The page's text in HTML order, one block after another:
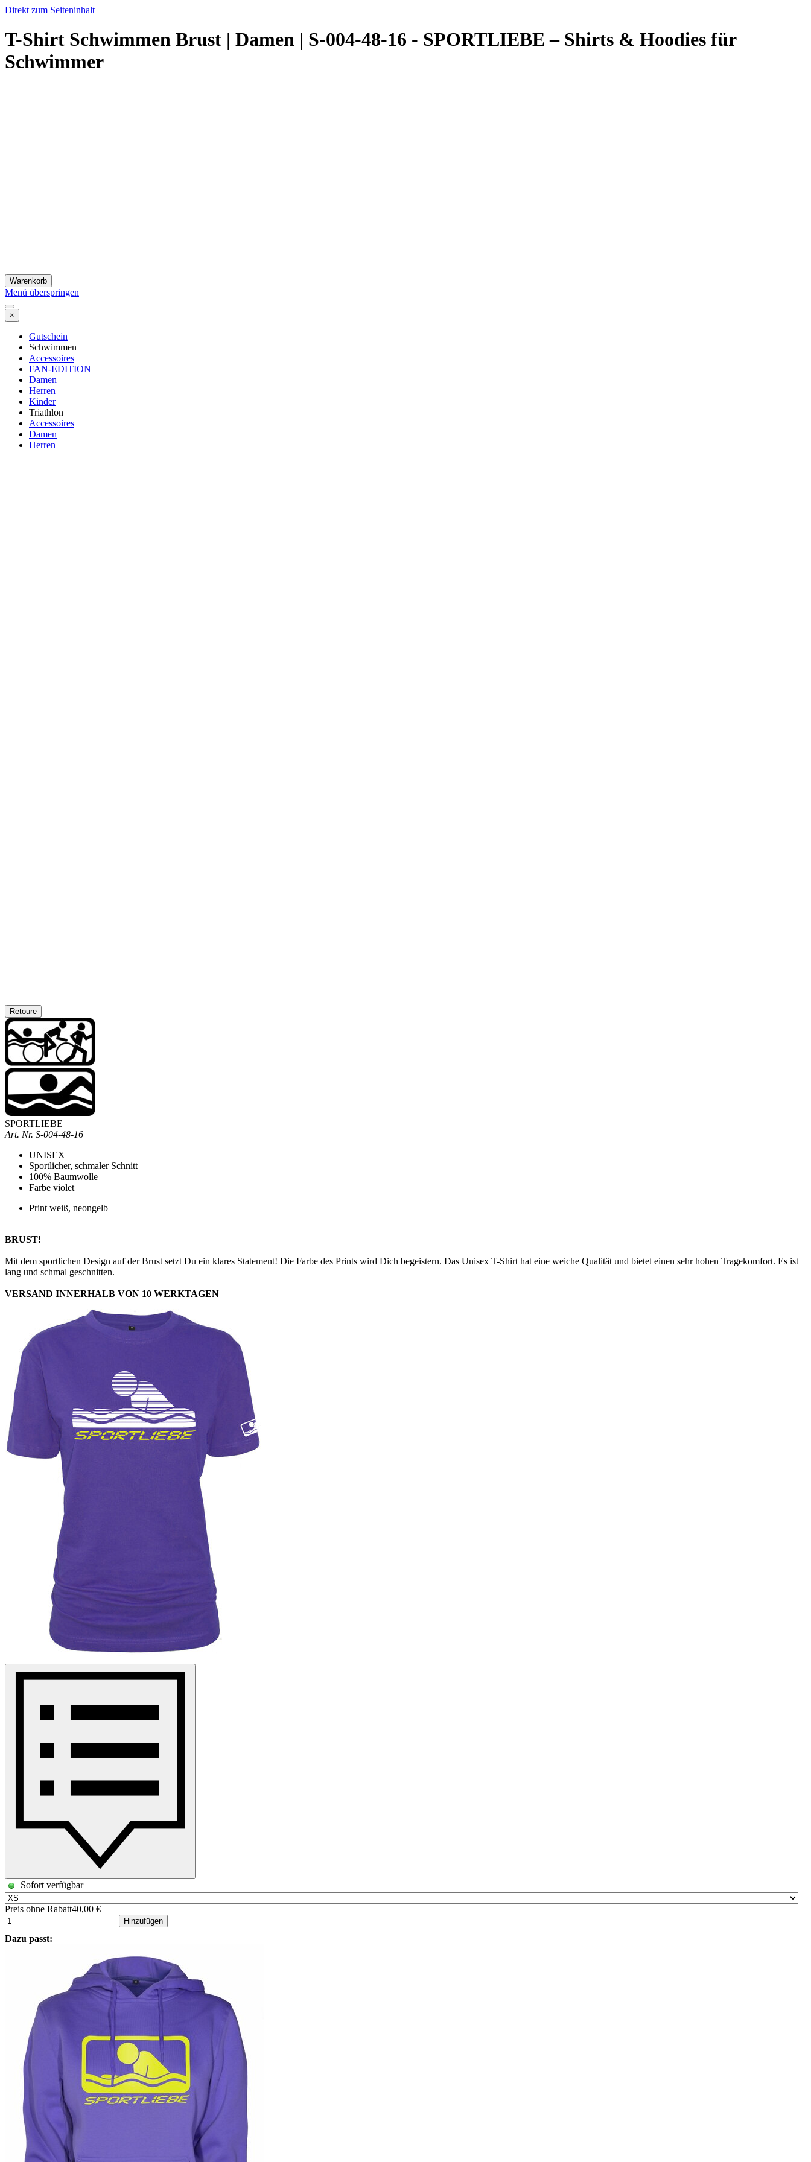
Direkt zum Seiteninhalt
T-Shirt Schwimmen Brust | Damen | S-004-48-16 - SPORTLIEBE – Shirts & Hoodies für
Schwimmer
Warenkorb
Menü überspringen
×
Gutschein
Schwimmen
Accessoires
FAN-EDITION
Damen
Herren
Kinder
Triathlon
Accessoires
Damen
Herren
Retoure
SPORTLIEBE
Art. Nr. S-004-48-16
UNISEX
Sportlicher, schmaler Schnitt
100% Baumwolle
Farbe violet
Print weiß, neongelb
BRUST!
Mit dem sportlichen Design auf der Brust setzt Du ein klares Statement! Die Farbe des Prints wird Dich begeistern. Das Unisex T-Shirt hat eine weiche Qualität und bietet einen sehr hohen Tragekomfort. Es ist
lang und schmal geschnitten.
VERSAND INNERHALB VON 10 WERKTAGEN
Sofort verfügbar
Preis ohne Rabatt40,00 €
Hinzufügen
Dazu passt: